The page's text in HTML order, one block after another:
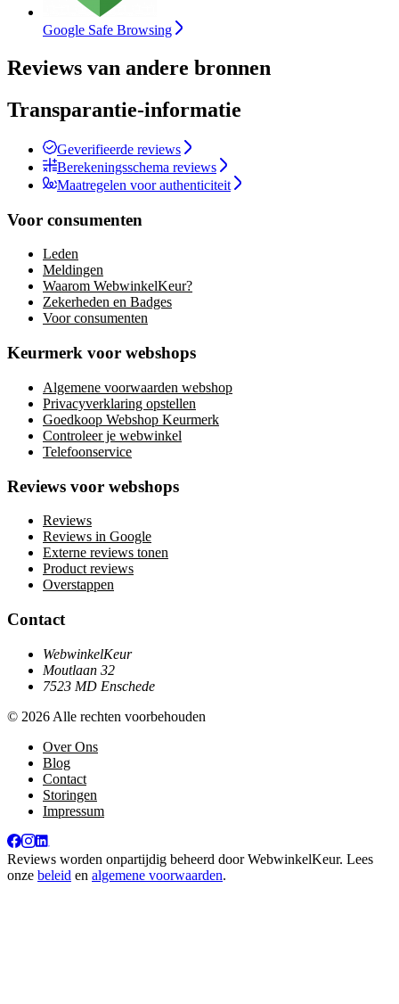
Google Safe Browsing
Reviews van andere bronnen
Transparantie-informatie
Geverifieerde reviews
Berekeningsschema reviews
Maatregelen voor authenticiteit
Voor consumenten
Leden
Meldingen
Waarom WebwinkelKeur?
Zekerheden en Badges
Voor consumenten
Keurmerk voor webshops
Algemene voorwaarden webshop
Privacyverklaring opstellen
Goedkoop Webshop Keurmerk
Controleer je webwinkel
Telefoonservice
Reviews voor webshops
Reviews
Reviews in Google
Externe reviews tonen
Product reviews
Overstappen
Contact
WebwinkelKeur
Moutlaan 32
7523 MD Enschede
© 2026 Alle rechten voorbehouden
Over Ons
Blog
Contact
Storingen
Impressum
Reviews worden onpartijdig beheerd doorWebwinkelKeur. Lees
onze beleid en algemene voorwaarden.